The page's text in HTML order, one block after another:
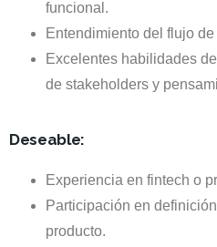
funcional.
Entendimiento del flujo
Excelentes habilidades
de stakeholders y
Deseable:
Experiencia en fintech o
Participación en
producto.